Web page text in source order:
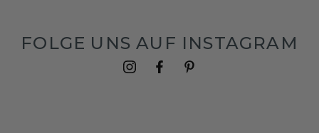
FOLGE UNS AUF INSTAGRAM